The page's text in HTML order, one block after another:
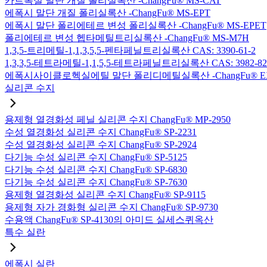
에폭시 말단 개질 폴리실록산 -ChangFu® MS-EPT
에폭시 말단 폴리에테르 변성 폴리실록산 -ChangFu® MS-EPET
폴리에테르 변성 헵타메틸트리실록산 -ChangFu® MS-M7H
1,3,5-트리메틸-1,1,3,5,5-펜타페닐트리실록산 CAS: 3390-61-2
1,3,3,5-테트라메틸-1,1,5,5-테트라페닐트리실록산 CAS: 3982-
에폭시사이클로헥실에틸 말단 폴리디메틸실록산 -ChangFu®
실리콘 수지
용제형 열경화성 페닐 실리콘 수지 ChangFu® MP-2950
수성 열경화성 실리콘 수지 ChangFu® SP-2231
수성 열경화성 실리콘 수지 ChangFu® SP-2924
다기능 수성 실리콘 수지 ChangFu® SP-5125
다기능 수성 실리콘 수지 ChangFu® SP-6830
다기능 수성 실리콘 수지 ChangFu® SP-7630
용제형 열경화성 실리콘 수지 ChangFu® SP-9115
용제형 자가 경화형 실리콘 수지 ChangFu® SP-9730
수용액 ChangFu® SP-4130의 아미드 실세스퀴옥산
특수 실란
에폭시 실란